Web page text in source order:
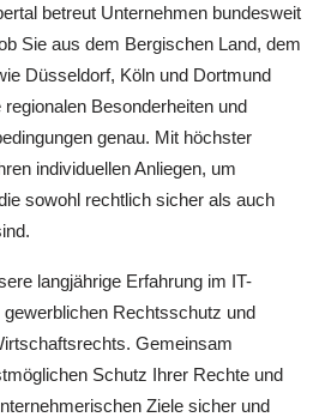
betreut Unternehmen bundesweit
Sie aus dem Bergischen Land, dem
Düsseldorf, Köln und Dortmund
Besonderheiten und
genau. Mit höchster
individuellen Anliegen, um
sowohl rechtlich sicher als auch
langjährige Erfahrung im IT-
Rechtsschutz und
Gemeinsam
Schutz Ihrer Rechte und
Ziele sicher und